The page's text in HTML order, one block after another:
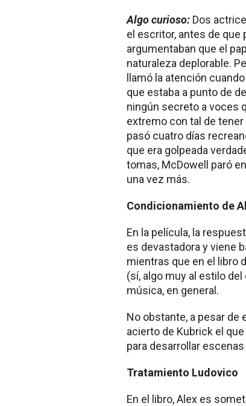
Algo curioso: Dos
el escritor, antes de que
argumentaban que el
naturaleza deplorable.
llamó la atención
que estaba a punto de
ningún secreto a voces
extremo con tal de
pasó cuatro días
que era golpeada
tomas, McDowell paró
una vez más.
Condicionamiento de
En la película, la
es devastadora y viene
mientras que en el libro
(sí, algo muy al estilo
música, en general.
No obstante, a pesar
acierto de Kubrick el
para desarrollar
Tratamiento Ludovico
En el libro, Alex es